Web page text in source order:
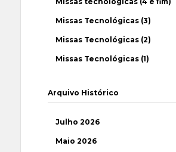
Missas Tecnológicas (3)
Missas Tecnológicas (2)
Missas Tecnológicas (1)
Arquivo Histórico
Julho 2026
Maio 2026